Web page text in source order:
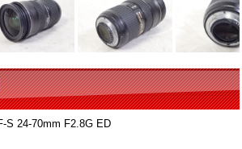
S 24-70mm F2.8G ED